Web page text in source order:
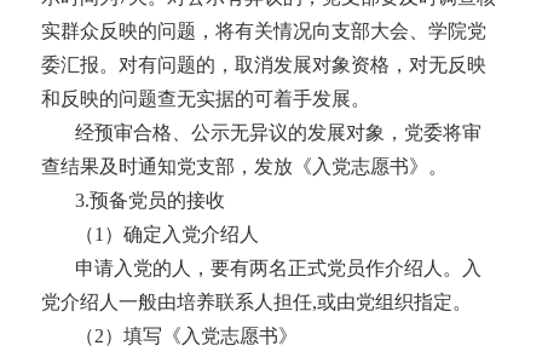
实群众反映的问题，将有关情况向支部大会、学院党
委汇报。对有问题的，取消发展对象资格，对无反映
和反映的问题查无实据的可着手发展。
经预审合格、公示无异议的发展对象，党委将审
查结果及时通知党支部，发放《入党志愿书》。
3.预备党员的接收
（1）确定入党介绍人
申请入党的人，要有两名正式党员作介绍人。入
党介绍人一般由培养联系人担任,或由党组织指定。
（2）填写《入党志愿书》